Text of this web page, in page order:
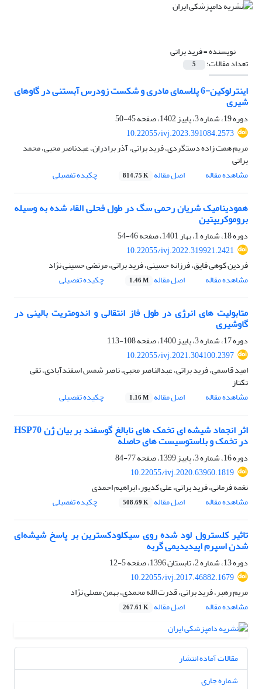
نویسنده =فرید براتی
تعداد مقالات: 5
اینترلوکین-6 پلاسمای مادری و شکست زودرس آبستنی در گاوهای
شیری
دوره 19، شماره 3، پاییز 1402، صفحه
45-50
10.22055/ivj.2023.391084.2573
مریم همت زاده دستگردی، فرید براتی، آذر برادران، عبدناصر محبی، محمد
براتی
مشاهده مقاله
اصل مقاله 814.75 K چکیده تفصیلی
همودینامیک شریان رحمی سگ در طول فحلی القاء شده به وسیله
بروموکریپتین
دوره 18، شماره 1، بهار 1401، صفحه
46-54
10.22055/ivj.2022.319921.2421
فردین کوهی فایق، فرزانه حسینی، فرید براتی، مرتضی حسینی نژاد
مشاهده مقاله
اصل مقاله 1.46 M چکیده تفصیلی
متابولیت های انرژی در طول فاز انتقالی و اندومتریت بالینی در
گاوشیری
دوره 17، شماره 3، پاییز 1400، صفحه
108-113
10.22055/ivj.2021.304100.2397
امید قاسمی، فرید براتی، عبدالناصر محبی، ناصر شمس اسفندآبادی، تقی
تکتاز
مشاهده مقاله
اصل مقاله 1.16 M چکیده تفصیلی
اثر انجماد شیشه ای تخمک های نابالغ گوسفند بر بیان ژن HSP70
در تخمک و بلاستوسیست های حاصله
دوره 16، شماره 3، پاییز 1399، صفحه
77-84
10.22055/ivj.2020.63960.1819
نغمه فرمانی، فرید براتی، علی کدیور، ابراهیم احمدی
مشاهده مقاله
اصل مقاله 508.69 K چکیده تفصیلی
تاثیر کلسترول لود شده روی سیکلودکسترین بر پاسخ شیشه‌ای
شدن اسپرم اپیدیدیمی گربه
دوره 13، شماره 2، تابستان 1396، صفحه
5-12
10.22055/ivj.2017.46882.1679
مریم رهبر، فرید براتی، قدرت الله محمدی، بهمن مصلی نژاد
مشاهده مقاله
اصل مقاله 267.61 K
مقالات آماده انتشار
شماره جاری